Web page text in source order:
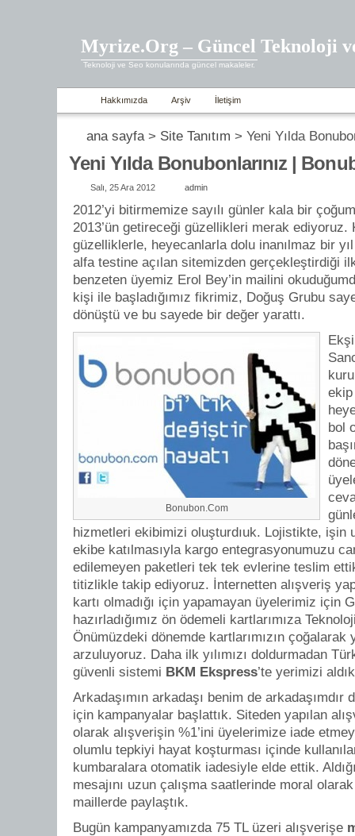
Myrize.Org – Güncel Teknoloji
Teknoloji ve Seo konularında güncel makaleler.
Hakkımızda Arşiv İletişim
ana sayfa> Site Tanıtım > Yeni Yılda
Yeni Yılda Bonubonlar​ınız |
Salı, 25 Ara 2012 admin
2012’yi bitirmemize sayılı günler kala bir
2013’ün getireceği güzellikleri merak ediyoruz.
güzelliklerle, heyecanlarla dolu inanılmaz bir
alfa testine açılan sitemizden gerçekleştirdiği
benzeten üyemiz Erol Bey’in mailini
kişi ile başladığımız fikrimiz, Doğuş Grubu
dönüştü ve bu sayede bir değer yarattı.
Bonubon.Com
ekip
bol
hizmetleri ekibimizi oluşturdıuk. Lojistikte, işin
ekibe katılmasıyla kargo entegrasyonumuzu
edilemeyen paketleri tek tek evlerine teslim
titizlikle takip ediyoruz. İnternetten alışveriş
kartı olmadığı için yapamayan üyelerimiz için
hazırladığımız ön ödemeli kartlarımıza
Önümüzdeki dönemde kartlarımızın çoğalarak
arzuluyoruz. Daha ilk yılımızı doldurmadan
güvenli sistemi BKM Ekspress’te yerimizi
Arkadaşımın arkadaşı benim de arkadaşımdır
için kampanyalar başlattık. Siteden yapılan
olarak alışverişin %1’ini üyelerimize iade
olumlu tepkiyi hayat koşturması içinde
kumbaralara otomatik iadesiyle elde ettik.
mesajını uzun çalışma saatlerinde moral
maillerde paylaştık.
Bugün kampanyamızda 75 TL üzeri alışverişe